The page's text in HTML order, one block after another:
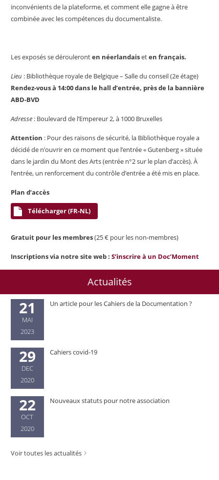
inconvénients de la plateforme, et comment elle gagne à être
combinée avec les compétences du documentaliste.
Les exposés se dérouleronten néerlandaiseten français.
Lieu : Bibliothèque royale de Belgique – Salle du conseil (2eétage)
Rendez-vous à 14:00 dans le hall d’entrée, près de la bannière
ABD-BVD
Adresse : Boulevard de l’Empereur 2, à 1000 Bruxelles
Attention : Pour des raisons de sécurité, la Bibliothèque royale a
décidé de n’ouvrir en ce moment que l’entrée « Gutenberg » située
dans le jardin du Mont des Arts (entrée n°2 sur le plan d’accès). À
l’entrée, un renforcement du contrôle d’entrée a été mis en place.
Plan d’accès
Télécharger (FR-NL)
Gratuit pour les membres(25 € pour les non-membres)
Inscriptions via notre site web :S’inscrire à un Doc’Moment
Actualités
21
MAI
2023
Un article pour les Cahiers de la Documentation ?
29
DEC
2020
Cahiers covid-19
22
OCT
2020
Nouveaux statuts pour notre association
Voir toutes les actualités